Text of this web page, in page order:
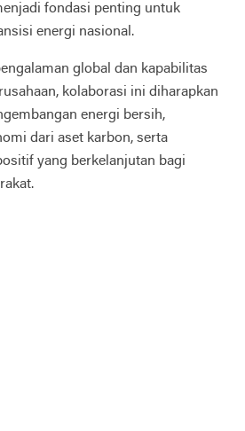
fondasi penting untuk
energi nasional.
global dan kapabilitas
kolaborasi ini diharapkan
energi bersih,
dari aset karbon, serta
yang berkelanjutan bagi